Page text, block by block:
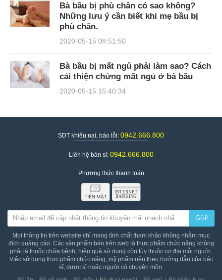
Bà bầu bị phù chân có sao không?
Những lưu ý cần biết khi mẹ bầu bị
phù chân.
2020-05-15 08:51:50
Bà bầu bị mất ngủ phải làm sao? Cách
cải thiện chứng mất ngủ ở bà bầu
2020-05-15 15:40:34
SDT khiếu nại, báo lỗi: 0942.666.800
Liên hệ bán sỉ: 0942.666.800
Phương thức thanh toán
Gửi!
Mọi thông tin trên website chỉ mang tính chất tham khảo không nhằm mục
đích quảng cáo. Các sản phẩm bán trên web là thực phẩm chức năng không
phải là thuốc chữa bệnh, hiệu quả sử dụng còn tùy thuộc cơ địa mỗi người.
Việc sử dụng thực phẩm chức năng, mỹ phẩm nên theo hướng dẫn của bác
sĩ, dược sĩ hoặc người có chuyên môn.